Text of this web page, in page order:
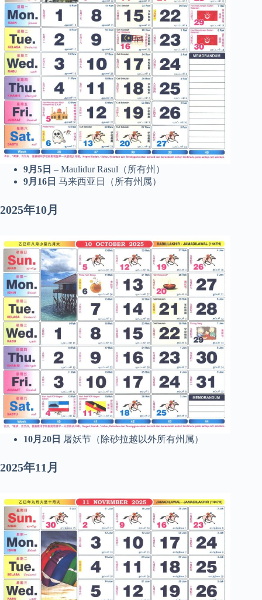
9月5日 – Maulidur Rasul（所有州）
9月16日 马来西亚日（所有州属）
2025年10月
10月20日 屠妖节（除砂拉越以外所有州属）
2025年11月